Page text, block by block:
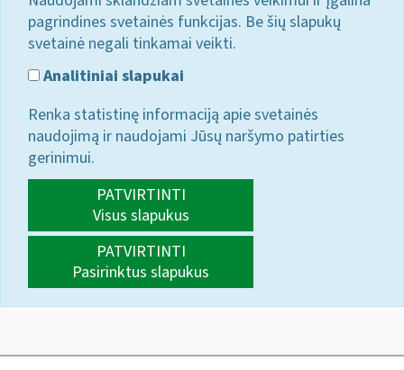
pagrindines svetainės funkcijas. Be šių slapukų
svetainė negali tinkamai veikti.
Analitiniai slapukai
Renka statistinę informaciją apie svetainės
naudojimą ir naudojami Jūsų naršymo patirties
gerinimui.
PATVIRTINTI
Visus slapukus
PATVIRTINTI
Pasirinktus slapukus